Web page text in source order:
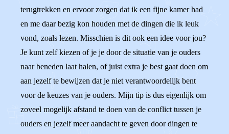
terugtrekken en ervoor zorgen dat ik een fijne kamer had
en me daar bezig kon houden met de dingen die ik leuk
vond, zoals lezen. Misschien is dit ook een idee voor jou?
Je kunt zelf kiezen of je je door de situatie van je ouders
naar beneden laat halen, of juist extra je best gaat doen om
aan jezelf te bewijzen dat je niet verantwoordelijk bent
voor de keuzes van je ouders. Mijn tip is dus eigenlijk om
zoveel mogelijk afstand te doen van de conflict tussen je
ouders en jezelf meer aandacht te geven door dingen te